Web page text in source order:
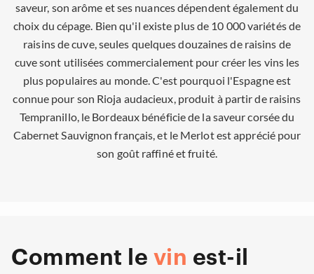
saveur, son arôme et ses nuances dépendent également du
choix du cépage. Bien qu'il existe plus de 10 000 variétés de
raisins de cuve, seules quelques douzaines de raisins de
cuve sont utilisées commercialement pour créer les vins les
plus populaires au monde. C'est pourquoi l'Espagne est
connue pour son Rioja audacieux, produit à partir de raisins
Tempranillo, le Bordeaux bénéficie de la saveur corsée du
Cabernet Sauvignon français, et le Merlot est apprécié pour
son goût raffiné et fruité.
Comment le vin est-il